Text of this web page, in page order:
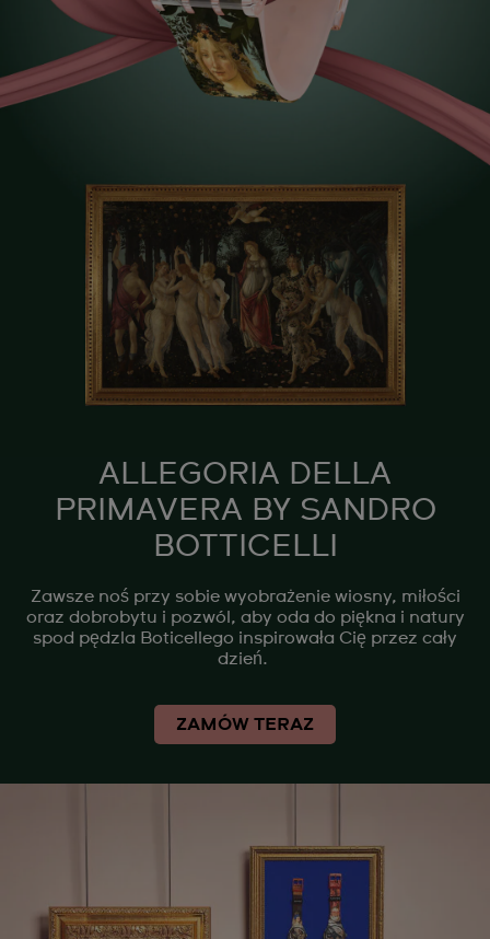
ALLEGORIA DELLA
PRIMAVERA BY SANDRO
BOTTICELLI
Zawsze noś przy sobie wyobrażenie wiosny, miłości
oraz dobrobytu i pozwól, aby oda do piękna i natury
spod pędzla Boticellego inspirowała Cię przez cały
dzień.
ZAMÓW TERAZ